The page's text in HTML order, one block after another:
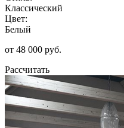
Классический
Цвет:
Белый
от 48 000 руб.
Рассчитать